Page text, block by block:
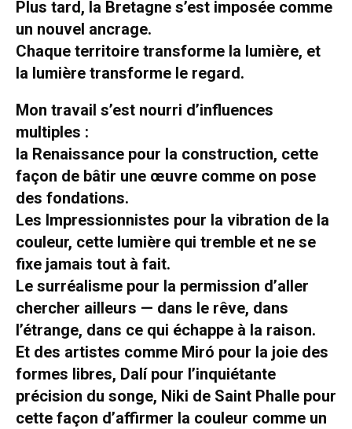
Plus tard, la Bretagne s’est imposée comme
un nouvel ancrage.
Chaque territoire transforme la lumière, et
la lumière transforme le regard.
Mon travail s’est nourri d’influences
multiples :
la Renaissance pour la construction, cette
façon de bâtir une œuvre comme on pose
des fondations.
Les Impressionnistes pour la vibration de la
couleur, cette lumière qui tremble et ne se
fixe jamais tout à fait.
Le surréalisme pour la permission d’aller
chercher ailleurs — dans le rêve, dans
l’étrange, dans ce qui échappe à la raison.
Et des artistes comme Miró pour la joie des
formes libres, Dalí pour l’inquiétante
précision du songe, Niki de Saint Phalle pour
cette façon d’affirmer la couleur comme un